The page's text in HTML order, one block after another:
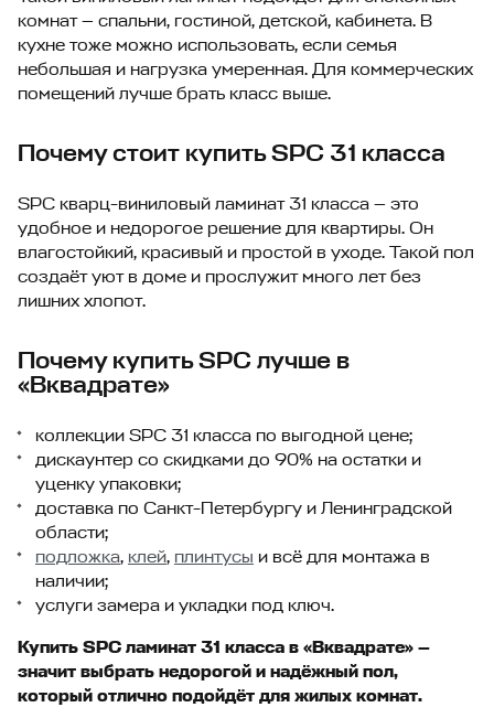
комнат — спальни, гостиной, детской, кабинета. В
кухне тоже можно использовать, если семья
небольшая и нагрузка умеренная. Для коммерческих
помещений лучше брать класс выше.
Почему стоит купить SPC 31 класса
SPC кварц-виниловый ламинат 31 класса — это
удобное и недорогое решение для квартиры. Он
влагостойкий, красивый и простой в уходе. Такой пол
создаёт уют в доме и прослужит много лет без
лишних хлопот.
Почему купить SPC лучше в
«Вквадрате»
коллекции SPC 31 класса по выгодной цене;
дискаунтер со скидками до 90% на остатки и
уценку упаковки;
доставка по Санкт-Петербургу и Ленинградской
области;
подложка, клей, плинтусы и всё для монтажа в
наличии;
услуги замера и укладки под ключ.
Купить SPC ламинат 31 класса в «Вквадрате» —
значит выбрать недорогой и надёжный пол,
который отлично подойдёт для жилых комнат.